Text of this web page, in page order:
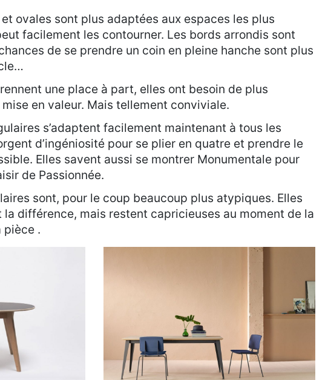
ovales sont plus adaptées aux espaces les plus
facilement les contourner. Les bords arrondis sont
de se prendre un coin en pleine hanche sont plus
une place à part, elles ont besoin de plus
mise en valeur. Mais tellement conviviale.
s’adaptent facilement maintenant à tous les
d’ingéniosité pour se plier en quatre et prendre le
Elles savent aussi se montrer Monumentale pour
de Passionnée.
sont, pour le coup beaucoup plus atypiques. Elles
différence, mais restent capricieuses au moment de la
pièce .